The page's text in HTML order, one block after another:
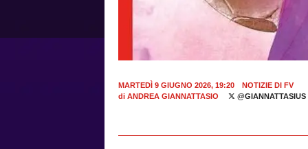
MARTEDÌ 9 GIUGNO 2026, 19:20
NOTIZIE DI FV
di ANDREA GIANNATTASIO @GIANNATTASIUS